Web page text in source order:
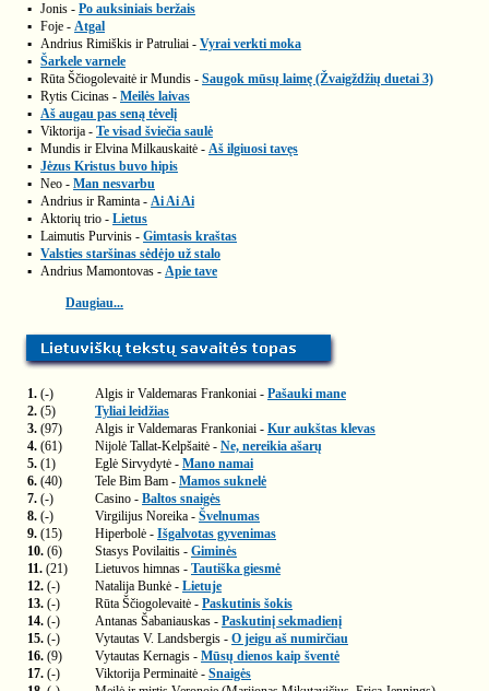
▪ Jonis - Po auksiniais beržais
▪ Foje - Atgal
▪ Andrius Rimiškis ir Patruliai - Vyrai verkti moka
▪ Šarkele varnele
▪ Rūta Ščiogolevaitė ir Mundis - Saugok mūsų laimę (Žvaigždžių duetai 3)
▪ Rytis Cicinas - Meilės laivas
▪ Aš augau pas seną tėvelį
▪ Viktorija - Te visad šviečia saulė
▪ Mundis ir Elvina Milkauskaitė - Aš ilgiuosi tavęs
▪ Jėzus Kristus buvo hipis
▪ Neo - Man nesvarbu
▪ Andrius ir Raminta - Ai Ai Ai
▪ Aktorių trio - Lietus
▪ Laimutis Purvinis - Gimtasis kraštas
▪ Valsties staršinas sėdėjo už stalo
▪ Andrius Mamontovas - Apie tave
Daugiau...
1. (-) Algis ir Valdemaras Frankoniai - Pašauki mane
2. (5)
Tyliai leidžias
3. (97) Algis ir Valdemaras Frankoniai - Kur aukštas klevas
4. (61) Nijolė Tallat-Kelpšaitė - Ne, nereikia ašarų
5. (1) Eglė Sirvydytė - Mano namai
6. (40) Tele Bim Bam - Mamos suknelė
7. (-) Casino - Baltos snaigės
8. (-) Virgilijus Noreika - Švelnumas
9. (15) Hiperbolė - Išgalvotas gyvenimas
10. (6) Stasys Povilaitis - Giminės
11. (21) Lietuvos himnas - Tautiška giesmė
12. (-) Natalija Bunkė - Lietuje
13. (-) Rūta Ščiogolevaitė - Paskutinis šokis
14. (-) Antanas Šabaniauskas - Paskutinį sekmadienį
15. (-) Vytautas V. Landsbergis - O jeigu aš numirčiau
16. (9) Vytautas Kernagis - Mūsų dienos kaip šventė
17. (-) Viktorija Perminaitė - Snaigės